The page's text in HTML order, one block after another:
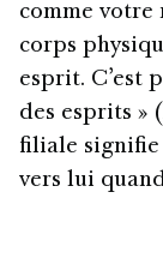
comme votre
corps
esprit. C’est
des esprits »
filiale signifie
vers lui